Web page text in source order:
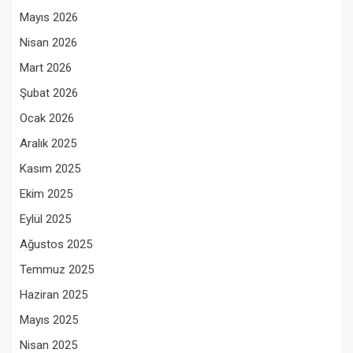
Mayıs 2026
Nisan 2026
Mart 2026
Şubat 2026
Ocak 2026
Aralık 2025
Kasım 2025
Ekim 2025
Eylül 2025
Ağustos 2025
Temmuz 2025
Haziran 2025
Mayıs 2025
Nisan 2025